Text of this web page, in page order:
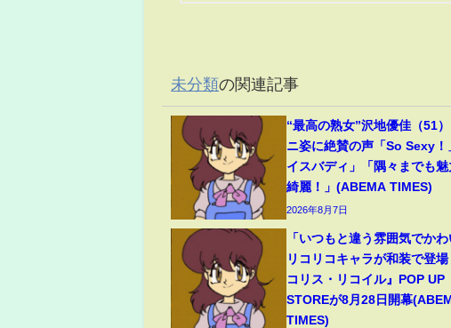
未分類の関連記事
“最高の熟女”沢地優佳（51
ニ姿に絶賛の声「So Sexy！
イスバディ」「隅々までも
綺麗！」(ABEMA TIMES)
2026年8月7日
「いつもと違う雰囲気でかわ
リコリコキャラが和装で登場
コリス・リコイル』POP UP
STOREが8月28日開幕
TIMES)